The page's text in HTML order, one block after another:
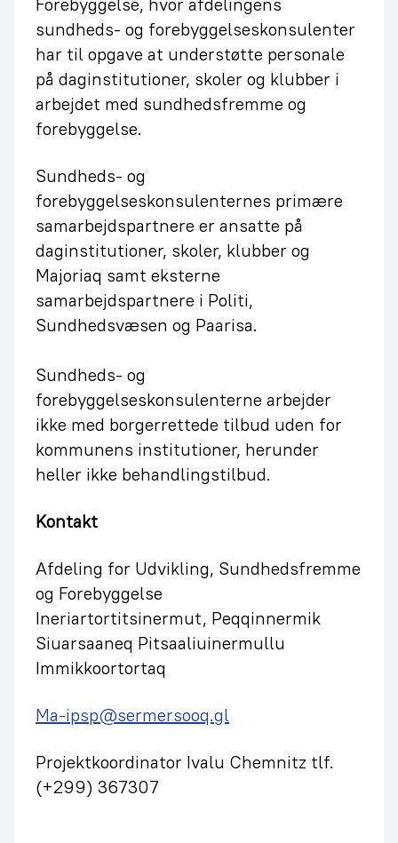
sundheds- og forebyggelseskonsulenter
har til opgave at understøtte personale
på daginstitutioner, skoler og klubber i
arbejdet med sundhedsfremme og
forebyggelse.
Sundheds- og
forebyggelseskonsulenternes primære
samarbejdspartnere er ansatte på
daginstitutioner, skoler, klubber og
Majoriaq samt eksterne
samarbejdspartnere i Politi,
Sundhedsvæsen og Paarisa.
Sundheds- og
forebyggelseskonsulenterne arbejder
ikke med borgerrettede tilbud uden for
kommunens institutioner, herunder
heller ikke behandlingstilbud.
Kontakt
Afdeling for Udvikling, Sundhedsfremme
og Forebyggelse
Ineriartortitsinermut, Peqqinnermik
Siuarsaaneq Pitsaaliuinermullu
Immikkoortortaq
Ma-ipsp@sermersooq.gl
Projektkoordinator Ivalu Chemnitz tlf.
(+299) 367307